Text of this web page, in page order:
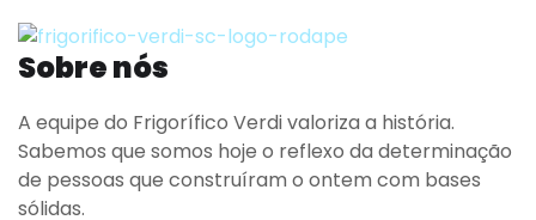
Sobre nós
A equipe do Frigorífico Verdi valoriza a história.
Sabemos que somos hoje o reflexo da determinação
de pessoas que construíram o ontem com bases
sólidas.